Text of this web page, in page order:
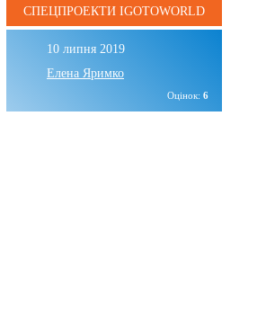
СПЕЦПРОЕКТИ IGOTOWORLD
10 липня 2019
Елена Яримко
Оцінок: 6